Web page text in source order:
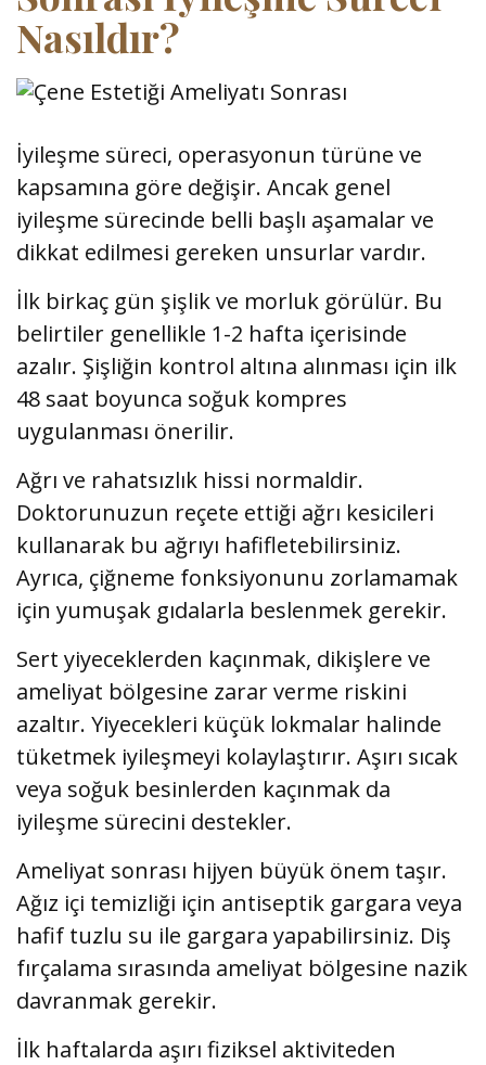
Nasıldır?
İyileşme süreci, operasyonun türüne ve
kapsamına göre değişir. Ancak genel
iyileşme sürecinde belli başlı aşamalar ve
dikkat edilmesi gereken unsurlar vardır.
İlk birkaç gün şişlik ve morluk görülür. Bu
belirtiler genellikle 1-2 hafta içerisinde
azalır. Şişliğin kontrol altına alınması için ilk
48 saat boyunca soğuk kompres
uygulanması önerilir.
Ağrı ve rahatsızlık hissi normaldir.
Doktorunuzun reçete ettiği ağrı kesicileri
kullanarak bu ağrıyı hafifletebilirsiniz.
Ayrıca, çiğneme fonksiyonunu zorlamamak
için yumuşak gıdalarla beslenmek gerekir.
Sert yiyeceklerden kaçınmak, dikişlere ve
ameliyat bölgesine zarar verme riskini
azaltır. Yiyecekleri küçük lokmalar halinde
tüketmek iyileşmeyi kolaylaştırır. Aşırı sıcak
veya soğuk besinlerden kaçınmak da
iyileşme sürecini destekler.
Ameliyat sonrası hijyen büyük önem taşır.
Ağız içi temizliği için antiseptik gargara veya
hafif tuzlu su ile gargara yapabilirsiniz. Diş
fırçalama sırasında ameliyat bölgesine nazik
davranmak gerekir.
İlk haftalarda aşırı fiziksel aktiviteden